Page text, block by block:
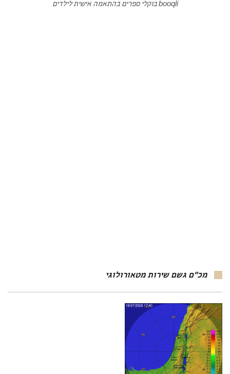
booqli בוקלי ספרים בהתאמה אישית לילדים
מכ"ם גשם שירות מטאורולוגי